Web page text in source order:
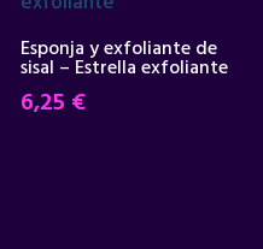
Esponja y exfoliante de
sisal – Estrella exfoliante
6,25 €